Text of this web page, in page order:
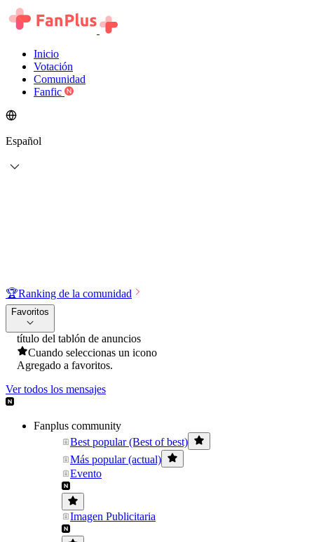
Inicio
Votación
Comunidad
Fanfic
Español
🏆Ranking de la comunidad
Favoritos
título del tablón de anuncios
Cuando seleccionas un icono
Agregado a favoritos.
Ver todos los mensajes
Fanplus community
Best popular (Best of best)
Más popular (actual)
Evento
Imagen Publicitaria